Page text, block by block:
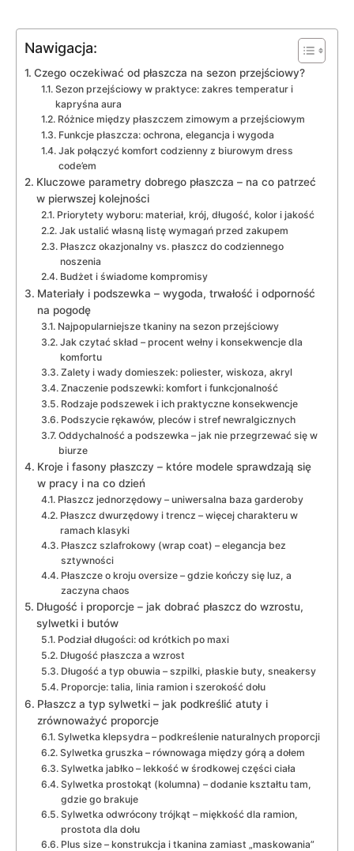
Nawigacja:
Czego oczekiwać od płaszcza na sezon przejściowy?
Sezon przejściowy w praktyce: zakres temperatur i
kapryśna aura
Różnice między płaszczem zimowym a przejściowym
Funkcje płaszcza: ochrona, elegancja i wygoda
Jak połączyć komfort codzienny z biurowym dress
code’em
Kluczowe parametry dobrego płaszcza – na co patrzeć
w pierwszej kolejności
Priorytety wyboru: materiał, krój, długość, kolor i jakość
Jak ustalić własną listę wymagań przed zakupem
Płaszcz okazjonalny vs. płaszcz do codziennego
noszenia
Budżet i świadome kompromisy
Materiały i podszewka – wygoda, trwałość i odporność
na pogodę
Najpopularniejsze tkaniny na sezon przejściowy
Jak czytać skład – procent wełny i konsekwencje dla
komfortu
Zalety i wady domieszek: poliester, wiskoza, akryl
Znaczenie podszewki: komfort i funkcjonalność
Rodzaje podszewek i ich praktyczne konsekwencje
Podszycie rękawów, pleców i stref newralgicznych
Oddychalność a podszewka – jak nie przegrzewać się w
biurze
Kroje i fasony płaszczy – które modele sprawdzają się
w pracy i na co dzień
Płaszcz jednorzędowy – uniwersalna baza garderoby
Płaszcz dwurzędowy i trencz – więcej charakteru w
ramach klasyki
Płaszcz szlafrokowy (wrap coat) – elegancja bez
sztywności
Płaszcze o kroju oversize – gdzie kończy się luz, a
zaczyna chaos
Długość i proporcje – jak dobrać płaszcz do wzrostu,
sylwetki i butów
Podział długości: od krótkich po maxi
Długość płaszcza a wzrost
Długość a typ obuwia – szpilki, płaskie buty, sneakersy
Proporcje: talia, linia ramion i szerokość dołu
Płaszcz a typ sylwetki – jak podkreślić atuty i
zrównoważyć proporcje
Sylwetka klepsydra – podkreślenie naturalnych proporcji
Sylwetka gruszka – równowaga między górą a dołem
Sylwetka jabłko – lekkość w środkowej części ciała
Sylwetka prostokąt (kolumna) – dodanie kształtu tam,
gdzie go brakuje
Sylwetka odwrócony trójkąt – miękkość dla ramion,
prostota dla dołu
Plus size – konstrukcja i tkanina zamiast „maskowania”